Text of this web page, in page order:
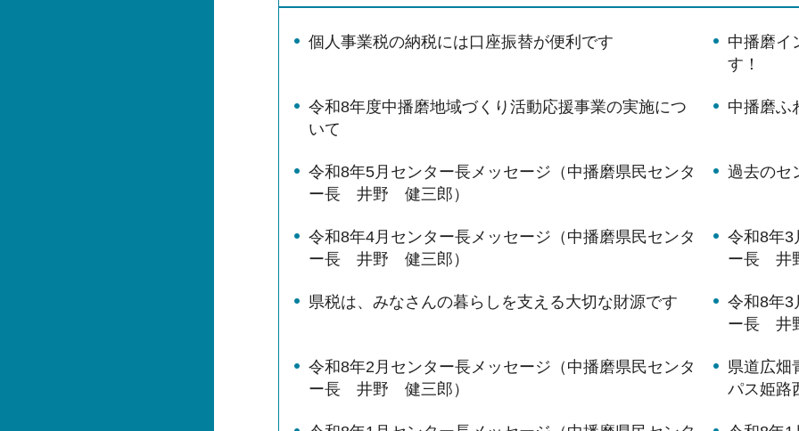
個⼈事業税の納税には口座振替が便利です
中播磨イ
す！
令和8年度中播磨地域づくり活動応援事業の実施につ
いて
中播磨ふ
令和8年5月センター長メッセージ（中播磨県民センタ
ー長 井野 健三郎）
過去のセ
令和8年4月センター長メッセージ（中播磨県民センタ
ー長 井野 健三郎）
令和8年3
ー長 井
県税は、みなさんの暮らしを支える大切な財源です
令和8年3
ー長 井
令和8年2月センター長メッセージ（中播磨県民センタ
ー長 井野 健三郎）
県道広畑
パス姫路